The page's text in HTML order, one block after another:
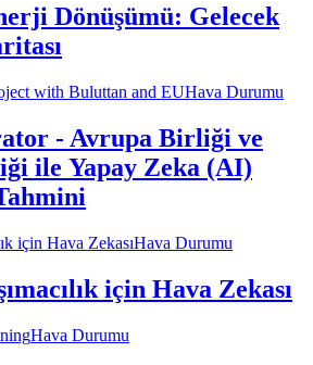
Dönüşümü: Gelecek
Hava Durumu
- Avrupa Birliği ve
ile Yapay Zeka (AI)
Hava Durumu
için Hava Zekası
Hava Durumu